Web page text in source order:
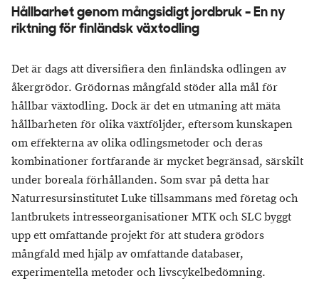
Hållbarhet genom mångsidigt jordbruk - En ny
riktning för finländsk växtodling
Det är dags att diversifiera den finländska odlingen av
åkergrödor. Grödornas mångfald stöder alla mål för
hållbar växtodling. Dock är det en utmaning att mäta
hållbarheten för olika växtföljder, eftersom kunskapen
om effekterna av olika odlingsmetoder och deras
kombinationer fortfarande är mycket begränsad, särskilt
under boreala förhållanden. Som svar på detta har
Naturresursinstitutet Luke tillsammans med företag och
lantbrukets intresseorganisationer MTK och SLC byggt
upp ett omfattande projekt för att studera grödors
mångfald med hjälp av omfattande databaser,
experimentella metoder och livscykelbedömning.